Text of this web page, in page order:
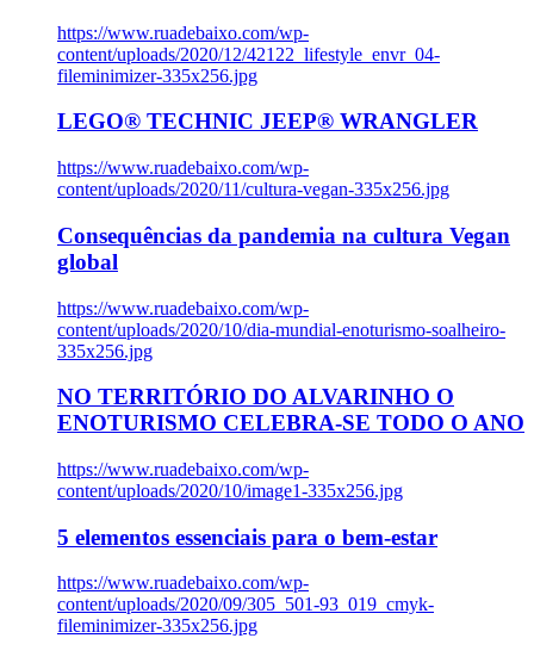
https://www.ruadebaixo.com/wp-
content/uploads/2020/12/42122_lifestyle_envr_04-
fileminimizer-335x256.jpg
LEGO® TECHNIC JEEP® WRANGLER
https://www.ruadebaixo.com/wp-
content/uploads/2020/11/cultura-vegan-335x256.jpg
Consequências da pandemia na cultura Vegan
global
https://www.ruadebaixo.com/wp-
content/uploads/2020/10/dia-mundial-enoturismo-soalheiro-
335x256.jpg
NO TERRITÓRIO DO ALVARINHO O
ENOTURISMO CELEBRA-SE TODO O ANO
https://www.ruadebaixo.com/wp-
content/uploads/2020/10/image1-335x256.jpg
5 elementos essenciais para o bem-estar
https://www.ruadebaixo.com/wp-
content/uploads/2020/09/305_501-93_019_cmyk-
fileminimizer-335x256.jpg